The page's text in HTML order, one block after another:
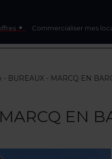
Commercialiser mes
- BUREAUX - MARCQ EN
EN